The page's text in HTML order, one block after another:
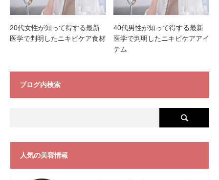
20代女性が知って得する最新
医学で判明したニキビケア食材
40代男性が知って得する最新
医学で判明したニキビケアアイ
テム
ブログ内検索
人気の美容情報